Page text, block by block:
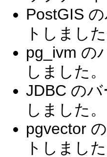
PostGIS
トしまし
pg_ivm の
しました。
JDBC の
しました。
pgvector
トしまし